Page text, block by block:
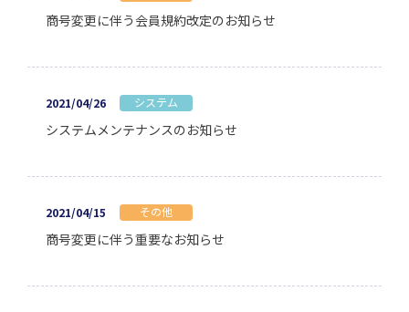
商号変更に伴う会員規約改定のお知らせ
2021/04/26 システム
システムメンテナンスのお知らせ
2021/04/15 その他
商号変更に伴う重要なお知らせ